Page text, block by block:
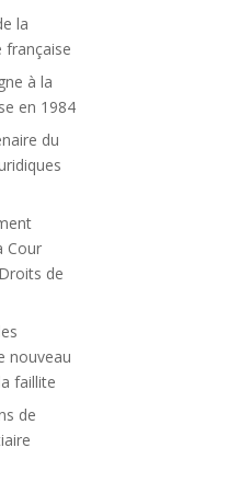
la
française
à la
en 1984
du
Cour
de
nouveau
faillite
de